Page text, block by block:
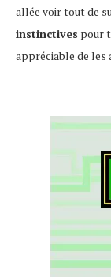
allée voir tout de
instinctives pour
appréciable de les